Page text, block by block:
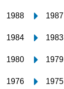
1988 1987
1984 1983
1980 1979
1976 1975